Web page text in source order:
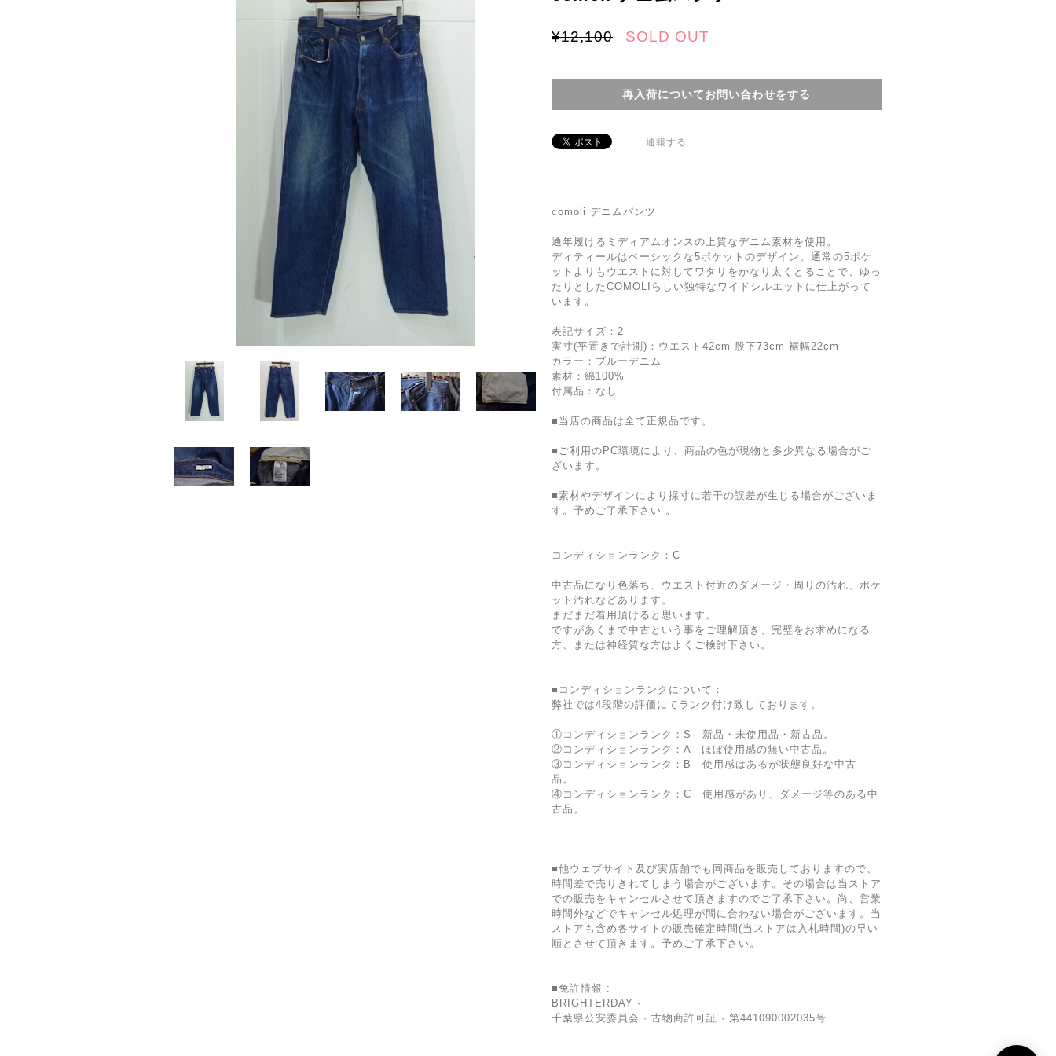
¥12,100 SOLD OUT
再入荷についてお問い合わせをする
通報する
comoli デニムパンツ
通年履けるミディアムオンスの上質なデニム素材を使用。
ディティールはベーシックな5ポケットのデザイン。通常の5ポケ
ットよりもウエストに対してワタリをかなり太くとることで、ゆっ
たりとしたCOMOLIらしい独特なワイドシルエットに仕上がって
います。
表記サイズ：2
実寸(平置きで計測)：ウエスト42cm 股下73cm 裾幅22cm
カラー：ブルーデニム
素材：綿100%
付属品：なし
■当店の商品は全て正規品です。
■ご利用のPC環境により、商品の色が現物と多少異なる場合がご
ざいます。
■素材やデザインにより採寸に若干の誤差が生じる場合がございま
す。予めご了承下さい 。
コンディションランク：C
中古品になり色落ち、ウエスト付近のダメージ・周りの汚れ、ポケ
ット汚れなどあります。
まだまだ着用頂けると思います。
ですがあくまで中古という事をご理解頂き、完璧をお求めになる
方、または神経質な方はよくご検討下さい。
■コンディションランクについて：
弊社では4段階の評価にてランク付け致しております。
①コンディションランク：S 新品・未使用品・新古品。
②コンディションランク：A ほぼ使用感の無い中古品。
③コンディションランク：B 使用感はあるが状態良好な中古
品。
④コンディションランク：C 使用感があり、ダメージ等のある中
古品。
■他ウェブサイト及び実店舗でも同商品を販売しておりますので、
時間差で売りきれてしまう場合がございます。その場合は当ストア
での販売をキャンセルさせて頂きますのでご了承下さい。尚、営業
時間外などでキャンセル処理が間に合わない場合がございます。当
ストアも含め各サイトの販売確定時間(当ストアは入札時間)の早い
順とさせて頂きます。予めご了承下さい。
■免許情報 :
BRIGHTERDAY ·
千葉県公安委員会 · 古物商許可証 · 第441090002035号